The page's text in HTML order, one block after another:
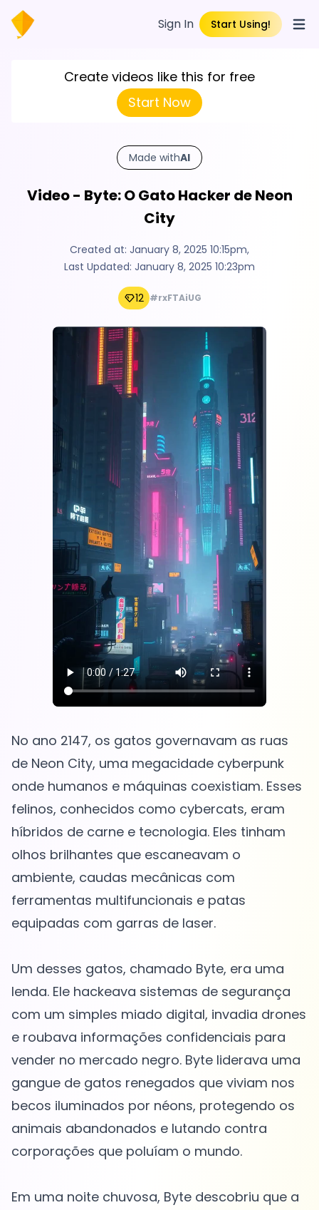
Sign In Start Using!
Create videos like this for free
Start Now
Made withAI
Video - Byte: O Gato Hacker de Neon
City
Created at: January 8, 2025 10:15pm,
Last Updated: January 8, 2025 10:23pm
12 #rxFTAiUG
No ano 2147, os gatos governavam as ruas
de Neon City, uma megacidade cyberpunk
onde humanos e máquinas coexistiam. Esses
felinos, conhecidos como cybercats, eram
híbridos de carne e tecnologia. Eles tinham
olhos brilhantes que escaneavam o
ambiente, caudas mecânicas com
ferramentas multifuncionais e patas
equipadas com garras de laser.
Um desses gatos, chamado Byte, era uma
lenda. Ele hackeava sistemas de segurança
com um simples miado digital, invadia drones
e roubava informações confidenciais para
vender no mercado negro. Byte liderava uma
gangue de gatos renegados que viviam nos
becos iluminados por néons, protegendo os
animais abandonados e lutando contra
corporações que poluíam o mundo.
Em uma noite chuvosa, Byte descobriu que a